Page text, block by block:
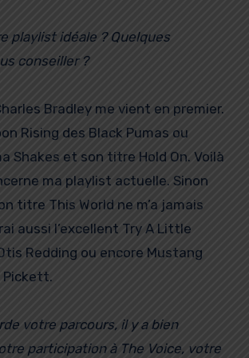
playlist idéale ? Quelques
conseiller ?
Bradley me vient en premier.
Rising des Black Pumas ou
Shakes et son titre Hold On. Voilà
ma playlist actuelle. Sinon
titre This World ne m’a jamais
aussi l’excellent Try A Little
Redding ou encore Mustang
Pickett.
votre parcours, il y a bien
participation à The Voice, votre